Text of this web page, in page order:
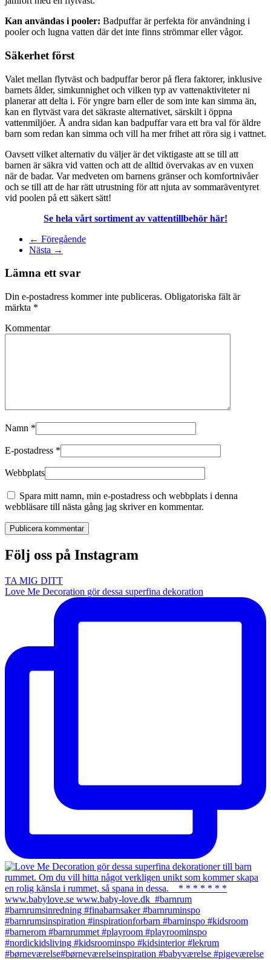
Kan användas i pooler: Badpuffar är perfekta för användning i
pooler och lugna vatten där det inte finns strömmar eller vågor.
Säkerhet först
Valet mellan flytväst och badpuffar beror på flera faktorer, inklusive
barnets ålder, simkunnighet och vilken typ av vattenaktiviteter ni
planerar att delta i. För yngre barn eller de som inte kan simma än,
kan en flytväst vara det säkraste alternativet, särskilt i öppna
vattenmiljöer. Å andra sidan kan badpuffar vara ett bra val för äldre
barn som redan kan simma och vill ha mer frihet att röra sig i vattnet.
Oavsett vilket alternativ du väljer är det viktigaste att se till att
barnen är säkra vid vatten och att de alltid övervakas av en vuxen
när de badar. Var medveten om barnens gränser och komfortnivåer
och se till att de har rätt utrustning för att njuta av sommaräventyret
vid poolen på ett säkert sätt!
Se hela vårt sortiment av vattentillbehör här!
← Föregående
Nästa →
Lämna ett svar
Din e-postadress kommer inte publiceras. Obligatoriska fält är
märkta *
Kommentar
Namn *
E-postadress *
Webbplats
Spara mitt namn, min e-postadress och webbplats i denna
webbläsare till nästa gång jag skriver en kommentar.
Publicera kommentar
Följ oss på Instagram
TA MIG DITT
Love Me Decoration gör dessa superfina dekoration